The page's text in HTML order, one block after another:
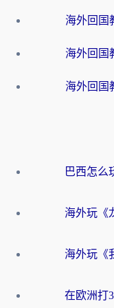
海外回国
海外回国
海外回国